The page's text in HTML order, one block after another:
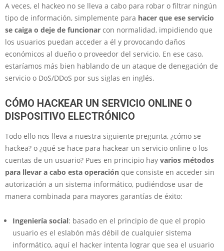
A veces, el hackeo no se lleva a cabo para robar o filtrar ningún
tipo de información, simplemente para hacer que ese servicio
se caiga o deje de funcionar con normalidad, impidiendo que
los usuarios puedan acceder a él y provocando daños
económicos al dueño o proveedor del servicio. En ese caso,
estaríamos más bien hablando de un ataque de denegación de
servicio o DoS/DDoS por sus siglas en inglés.
CÓMO HACKEAR UN SERVICIO ONLINE O
DISPOSITIVO ELECTRÓNICO
Todo ello nos lleva a nuestra siguiente pregunta, ¿cómo se
hackea? o ¿qué se hace para hackear un servicio online o los
cuentas de un usuario? Pues en principio hay varios métodos
para llevar a cabo esta operación que consiste en acceder sin
autorización a un sistema informático, pudiéndose usar de
manera combinada para mayores garantías de éxito:
Ingeniería social: basado en el principio de que el propio
usuario es el eslabón más débil de cualquier sistema
informático, aquí el hacker intenta lograr que sea el usuario